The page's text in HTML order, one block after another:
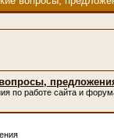
по работе сайта и